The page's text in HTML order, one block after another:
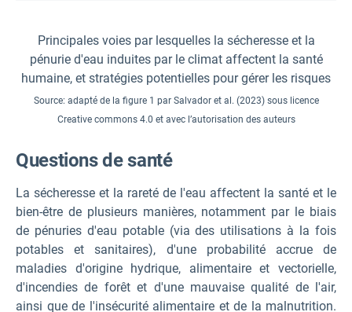
Principales voies par lesquelles la sécheresse et la
pénurie d'eau induites par le climat affectent la santé
humaine, et stratégies potentielles pour gérer les risques
Source: adapté de la figure 1 par Salvador et al. (2023) sous licence
Creative commons 4.0 et avec l’autorisation des auteurs
Questions de santé
La sécheresse et la rareté de l'eau affectent la santé et le
bien-être de plusieurs manières, notamment par le biais
de pénuries d'eau potable (via des utilisations à la fois
potables et sanitaires), d'une probabilité accrue de
maladies d'origine hydrique, alimentaire et vectorielle,
d'incendies de forêt et d'une mauvaise qualité de l'air,
ainsi que de l'insécurité alimentaire et de la malnutrition.